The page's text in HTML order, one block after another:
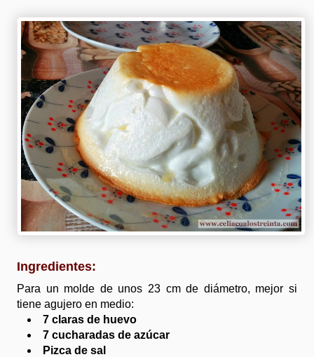
Ingredientes:
Para un molde de unos 23 cm de diámetro, mejor si
tiene agujero en medio:
7 claras de huevo
7 cucharadas de azúcar
Pizca de sal